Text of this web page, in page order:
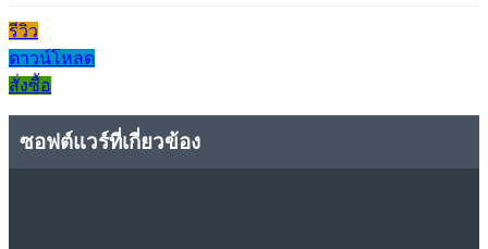
รีวิว
ดาวน์โหลด
สั่งซื้อ
ซอฟต์แวร์ที่เกี่ยวข้อง